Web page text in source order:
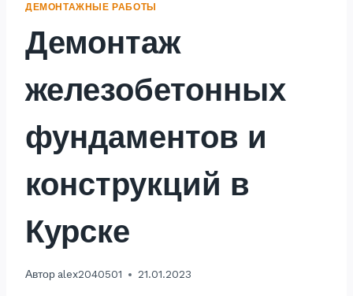
ДЕМОНТАЖНЫЕ РАБОТЫ
Демонтаж
железобетонных
фундаментов и
конструкций в
Курске
Автор alex2040501 21.01.2023